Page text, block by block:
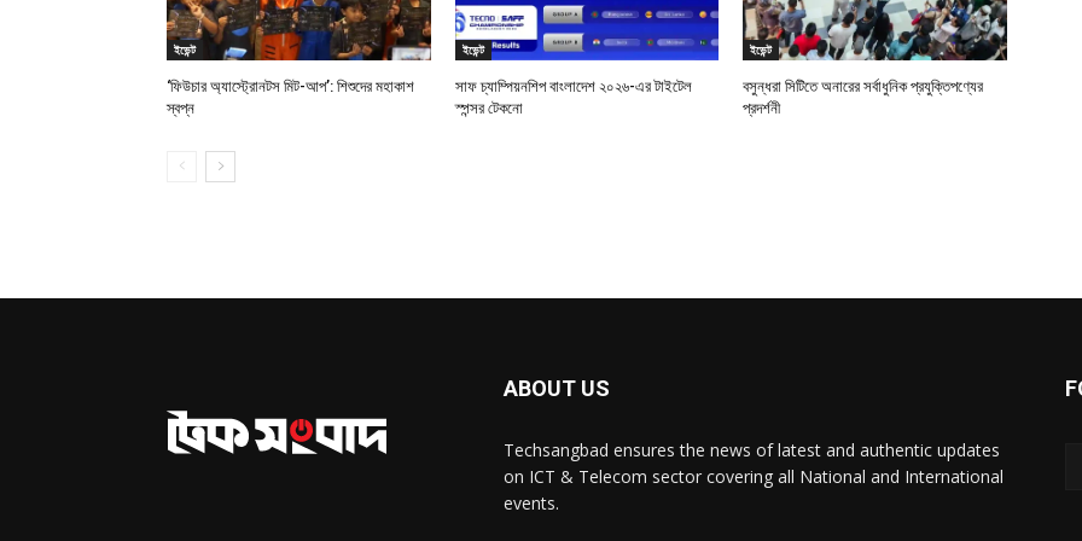
ইভেন্ট
‘ফিউচার অ্যাস্ট্রোনটস মিট-আপ’: শিশুদের মহাকাশ
স্বপ্ন
ইভেন্ট
সাফ চ্যাম্পিয়নশিপ বাংলাদেশ ২০২৬-এর টাইটেল
স্পন্সর টেকনো
ইভেন্ট
বসুন্ধরা সিটিতে অনারের সর্বাধুনিক প্রযুক্তিপণ্যের
প্রদর্শনী
ABOUT US
Techsangbad ensures the news of latest and authentic updates
on ICT & Telecom sector covering all National and International
events.